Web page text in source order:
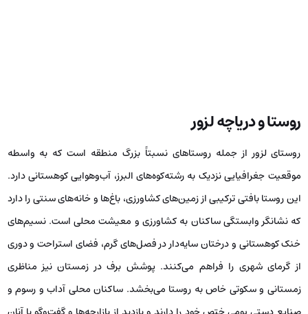
روستا و دریاچه لزور
روستای لزور از جمله روستاهای نسبتاً بزرگ منطقه است که به واسطه
موقعیت جغرافیایی نزدیک به رشته‌کوه‌های البرز، آب‌وهوایی کوهستانی دارد.
این روستا بافتی ترکیبی از زمین‌های کشاورزی، باغ‌ها و خانه‌های سنتی را دارد
که نشانگر وابستگی ساکنان به کشاورزی و معیشت محلی است. نسیم‌های
خنک کوهستانی و درختان سایه‌دار در فصل‌های گرم، فضای استراحت و دوری
از گرمای شهری را فراهم می‌کنند. پوشش برف در زمستان نیز مناظری
زمستانی و سکوتی خاص به روستا می‌بخشد. ساکنان محلی آداب و رسوم و